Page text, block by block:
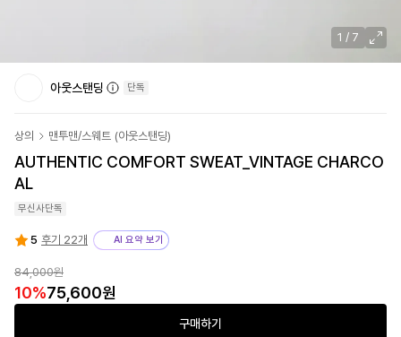
1 / 7
아웃스탠딩 단독
상의 맨투맨/스웨트 (아웃스탠딩)
AUTHENTIC COMFORT SWEAT_VINTAGE CHARCO
AL
무신사단독
5 후기 22개 AI 요약 보기
84,000원
10%75,600원
구매하기